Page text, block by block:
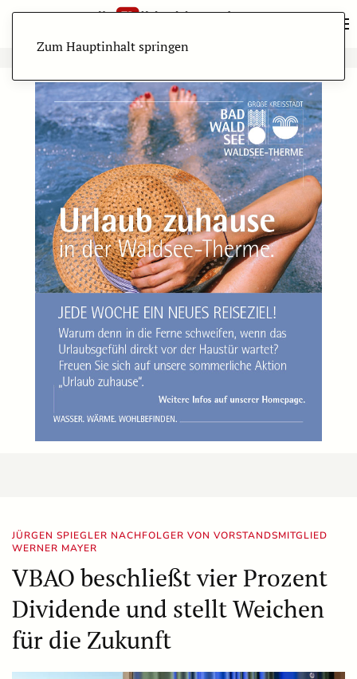
Zum Hauptinhalt springen
JÜRGEN SPIEGLER NACHFOLGER VON VORSTANDSMITGLIED
WERNER MAYER
VBAO beschließt vier Prozent
Dividende und stellt Weichen
für die Zukunft